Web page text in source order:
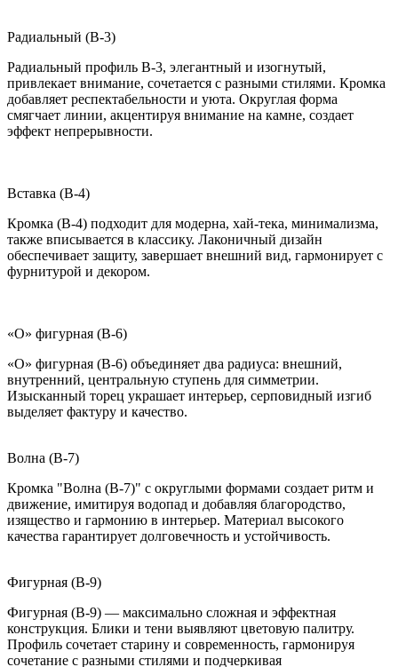
Радиальный (B-3)
Радиальный профиль B-3, элегантный и изогнутый,
привлекает внимание, сочетается с разными стилями. Кромка
добавляет респектабельности и уюта. Округлая форма
смягчает линии, акцентируя внимание на камне, создает
эффект непрерывности.
Вставка (B-4)
Кромка (B-4) подходит для модерна, хай-тека, минимализма,
также вписывается в классику. Лаконичный дизайн
обеспечивает защиту, завершает внешний вид, гармонирует с
фурнитурой и декором.
«О» фигурная (B-6)
«О» фигурная (B-6) объединяет два радиуса: внешний,
внутренний, центральную ступень для симметрии.
Изысканный торец украшает интерьер, серповидный изгиб
выделяет фактуру и качество.
Волна (B-7)
Кромка "Волна (B-7)" с округлыми формами создает ритм и
движение, имитируя водопад и добавляя благородство,
изящество и гармонию в интерьер. Материал высокого
качества гарантирует долговечность и устойчивость.
Фигурная (B-9)
Фигурная (B-9) — максимально сложная и эффектная
конструкция. Блики и тени выявляют цветовую палитру.
Профиль сочетает старину и современность, гармонируя
сочетание с разными стилями и подчеркивая